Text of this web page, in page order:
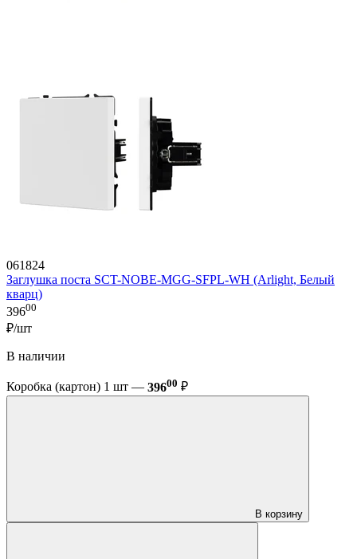
061824
Заглушка поста SCT-NOBE-MGG-SFPL-WH (Arlight, Белый
кварц)
39600
₽/шт
В наличии
Коробка (картон) 1 шт — 39600 ₽
В корзину